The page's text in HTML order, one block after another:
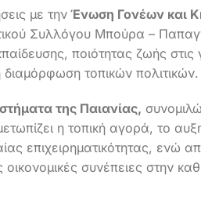
με την Ένωση Γονέων και
Συλλόγου Μπούρα –
ποιότητας ζωής στις
τοπικών πολιτικών.
της Παιανίας,
η τοπική αγορά, το
επιχειρηματικότητας, ενώ
οικονομικές συνέπειες στην